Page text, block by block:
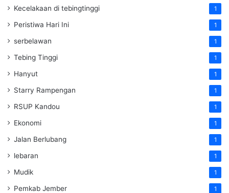
Kecelakaan di tebingtinggi 1
Peristiwa Hari Ini 1
serbelawan 1
Tebing Tinggi 1
Hanyut 1
Starry Rampengan 1
RSUP Kandou 1
Ekonomi 1
Jalan Berlubang 1
lebaran 1
Mudik 1
Pemkab Jember 1